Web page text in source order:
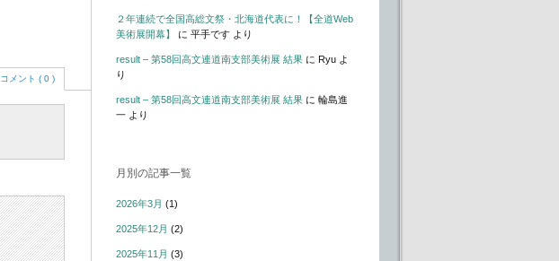
コメント ( 0 )
２年連続で全国高総文祭・北海道代表に！【全道Web
美術展開幕】
に 平手です より
result – 第58回高文連道南支部美術展 結果 に Ryu よ
り
result – 第58回高文連道南支部美術展 結果 に 輪島進
一 より
月別の記事一覧
2026年3月 (1)
2025年12月 (2)
2025年11月 (3)